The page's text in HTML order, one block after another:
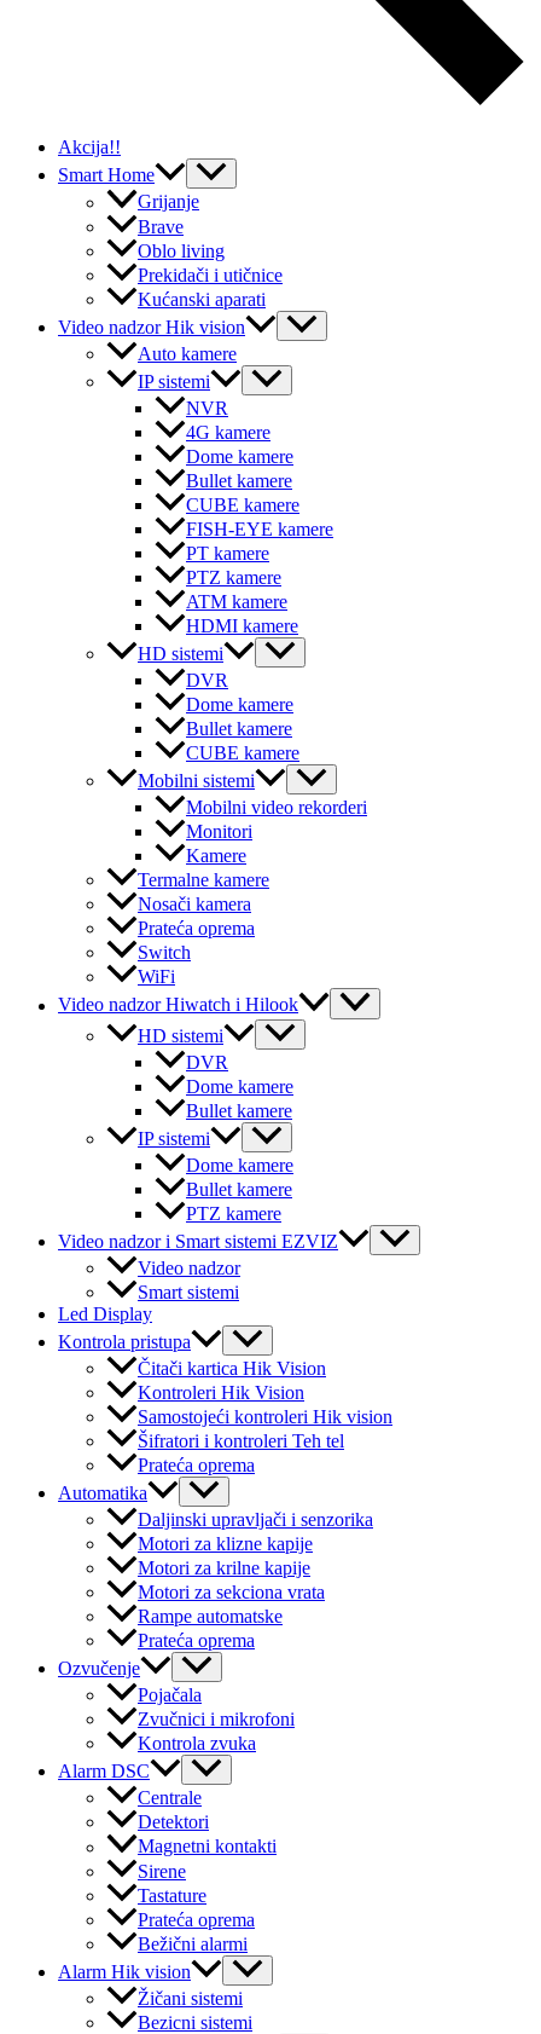
Akcija!!
Smart Home
Menu
Toggle
Grijanje
Brave
Oblo living
Prekidači i utičnice
Kućanski aparati
Video nadzor Hik vision
Menu
Toggle
Auto kamere
IP sistemi
Menu
Toggle
NVR
4G kamere
Dome kamere
Bullet kamere
CUBE kamere
FISH-EYE kamere
PT kamere
PTZ kamere
ATM kamere
HDMI kamere
HD sistemi
Menu
Toggle
DVR
Dome kamere
Bullet kamere
CUBE kamere
Mobilni sistemi
Menu
Toggle
Mobilni video rekorderi
Monitori
Kamere
Termalne kamere
Nosači kamera
Prateća oprema
Switch
WiFi
Video nadzor Hiwatch i Hilook
Menu
Toggle
HD sistemi
Menu
Toggle
DVR
Dome kamere
Bullet kamere
IP sistemi
Menu
Toggle
Dome kamere
Bullet kamere
PTZ kamere
Video nadzor i Smart sistemi EZVIZ
Menu
Toggle
Video nadzor
Smart sistemi
Led Display
Kontrola pristupa
Menu
Toggle
Čitači kartica Hik Vision
Kontroleri Hik Vision
Samostojeći kontroleri Hik vision
Šifratori i kontroleri Teh tel
Prateća oprema
Automatika
Menu
Toggle
Daljinski upravljači i senzorika
Motori za klizne kapije
Motori za krilne kapije
Motori za sekciona vrata
Rampe automatske
Prateća oprema
Ozvučenje
Menu
Toggle
Pojačala
Zvučnici i mikrofoni
Kontrola zvuka
Alarm DSC
Menu
Toggle
Centrale
Detektori
Magnetni kontakti
Sirene
Tastature
Prateća oprema
Bežični alarmi
Alarm Hik vision
Menu
Toggle
Žičani sistemi
Bezicni sistemi